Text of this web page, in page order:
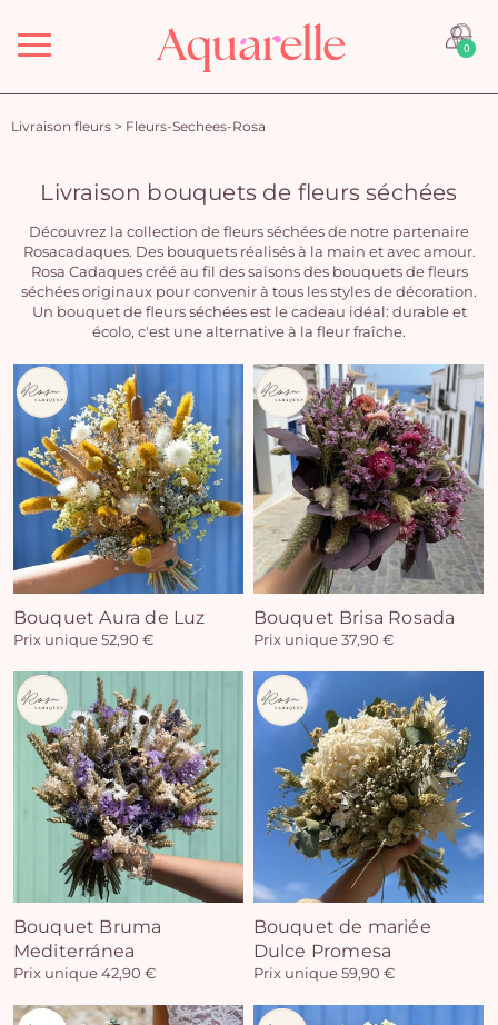
Menu 0
Livraison fleurs > Fleurs-Sechees-Rosa
Livraison bouquets de fleurs séchées
Découvrez la collection de fleurs séchées de notre partenaire
Rosacadaques. Des bouquets réalisés à la main et avec amour.
Rosa Cadaques créé au fil des saisons des bouquets de fleurs
séchées originaux pour convenir à tous les styles de décoration.
Un bouquet de fleurs séchées est le cadeau idéal: durable et
écolo, c'est une alternative à la fleur fraîche.
Bouquet Aura de Luz
Prix unique 52,90 €
Bouquet Brisa Rosada
Prix unique 37,90 €
Bouquet Bruma
Mediterránea
Prix unique 42,90 €
Bouquet de mariée
Dulce Promesa
Prix unique 59,90 €